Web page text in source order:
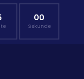
59
Sekunde